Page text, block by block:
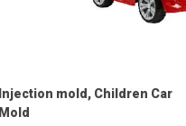
Injection mold, Children Car
Mold